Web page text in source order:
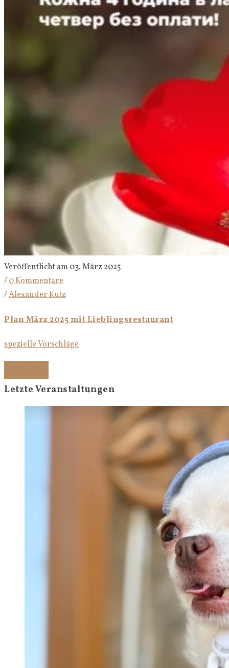
Veröffentlicht am 03. März 2025
/0 Kommentare
/Alexander Kutz
Plan März 2025 mit Lieblingsrestaurant
spezielle Vorschläge
Letzte Veranstaltungen